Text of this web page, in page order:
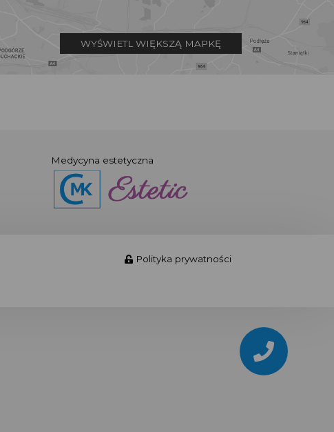
WYŚWIETL WIĘKSZĄ MAPKĘ
Medycyna estetyczna
Polityka prywatności